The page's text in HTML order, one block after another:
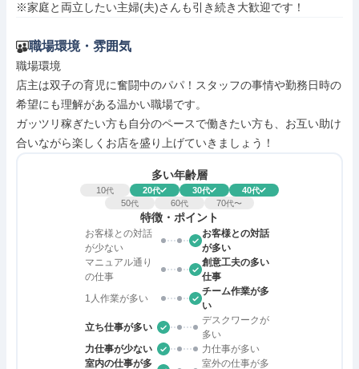
※家庭と両立したい主婦(夫)さんも引き続き大歓迎です！
職場環境・雰囲気
職場環境
店主は双子の育児に奮闘中のパパ！スタッフの事情や勤務日時の
希望にも理解がある温かい職場です。
ガッツリ稼ぎたい方も自分のペースで働きたい方も、お互い助け
合いながら楽しくお店を盛り上げていきましょう！
多い年齢層
10代 20代 30代 40代
50代 60代 70代〜
特徴・ポイント
お客様との対話
が少ない
お客様との対話
が多い
マニュアル通り
の仕事
創意工夫の多い
仕事
1人作業が多い
チーム作業が多
い
立ち仕事が多い
デスクワークが
多い
力仕事が少ない
力仕事が多い
室内の仕事が多
室外の仕事が多